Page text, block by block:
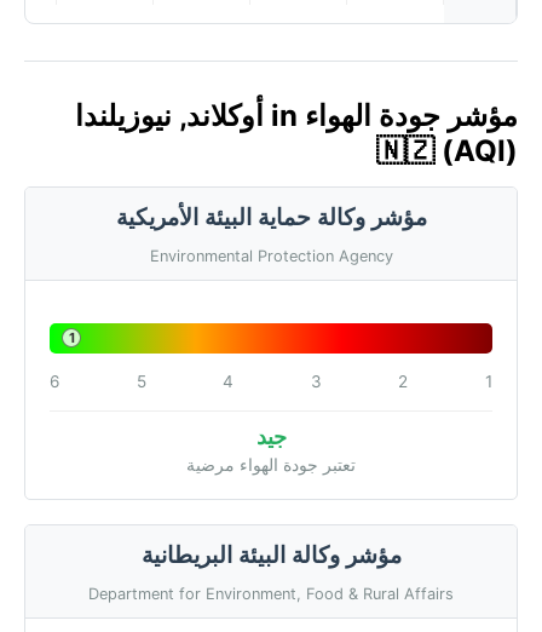
مؤشر جودة الهواء in أوكلاند, نيوزيلندا
🇳🇿 (AQI)
مؤشر وكالة حماية البيئة الأمريكية
Environmental Protection Agency
1
1
2
3
4
5
6
جيد
تعتبر جودة الهواء مرضية
مؤشر وكالة البيئة البريطانية
Department for Environment, Food & Rural Affairs